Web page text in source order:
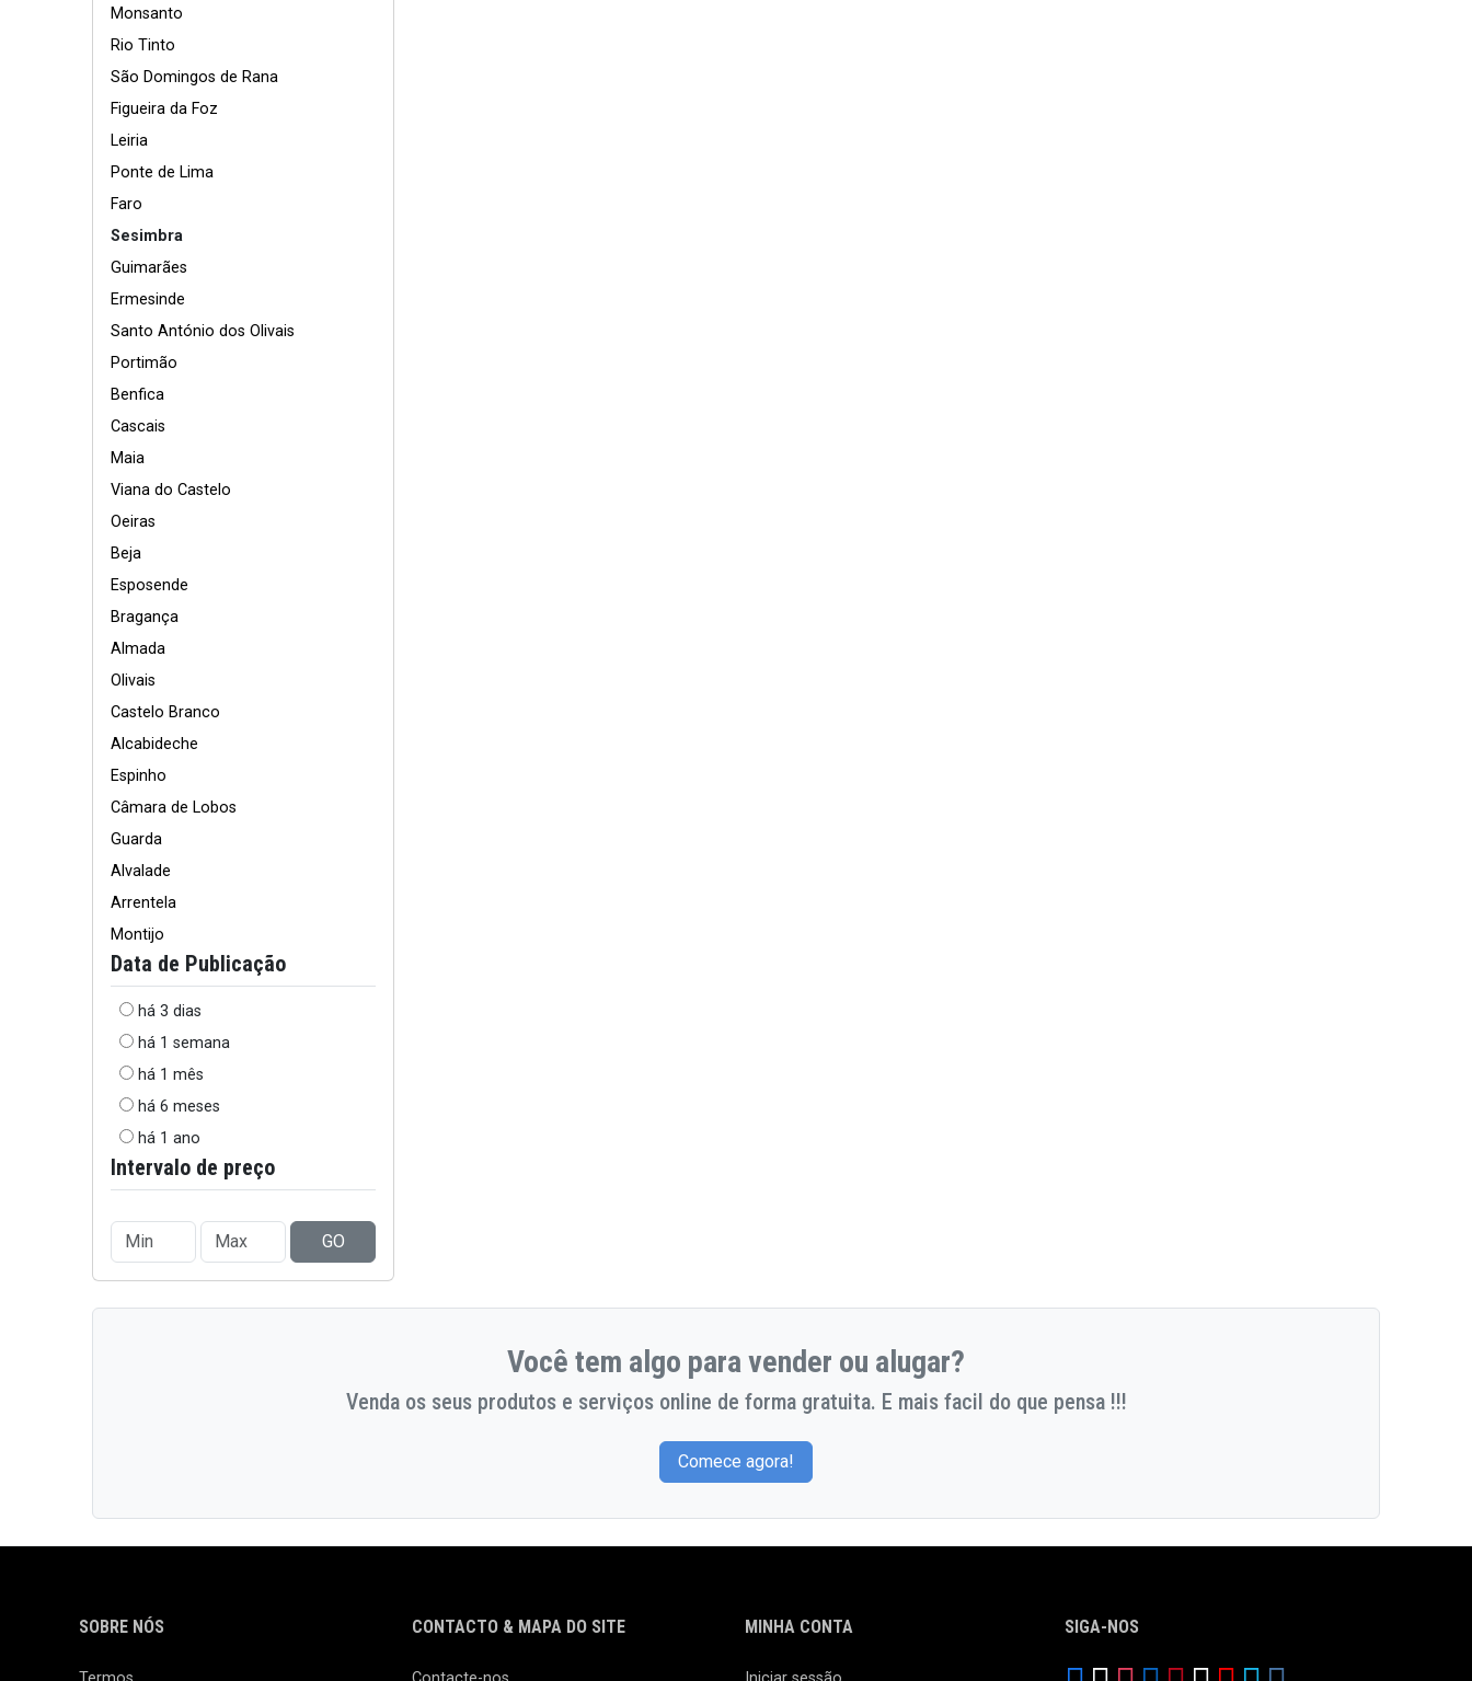
Monsanto
Rio Tinto
São Domingos de Rana
Figueira da Foz
Leiria
Ponte de Lima
Faro
Sesimbra
Guimarães
Ermesinde
Santo António dos Olivais
Portimão
Benfica
Cascais
Maia
Viana do Castelo
Oeiras
Beja
Esposende
Bragança
Almada
Olivais
Castelo Branco
Alcabideche
Espinho
Câmara de Lobos
Guarda
Alvalade
Arrentela
Montijo
Data de Publicação
há 3 dias
há 1 semana
há 1 mês
há 6 meses
há 1 ano
Intervalo de preço
GO
Você tem algo para vender ou alugar?
Venda os seus produtos e serviços online de forma gratuita. E mais facil do que pensa !!!
Comece agora!
SOBRE NÓS CONTACTO & MAPA DO SITE MINHA CONTA SIGA-NOS